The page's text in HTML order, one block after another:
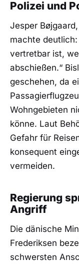
Polizei und
Jesper
machte
vertretbar ist,
abschießen.“
geschehen, da
Wohngebieten
könne. Laut
Gefahr für
konsequent
vermeiden.
Regierung
Angriff
Die dänische
Frederiksen
schwersten